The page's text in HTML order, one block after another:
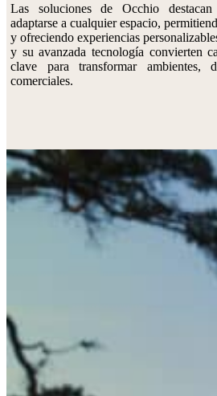
Las soluciones de Occhio
adaptarse a cualquier espacio,
y ofreciendo experiencias
y su avanzada tecnología convierten
clave para transformar ambientes,
comerciales.